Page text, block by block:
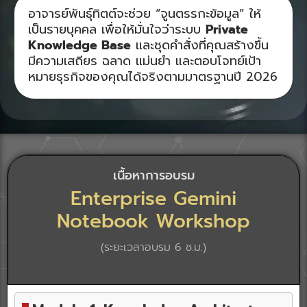
อาจารย์พันธุ์ทิตต์จะช่วย “จูนตรรกะข้อมูล” ให้
เป็นรายบุคคล เพื่อให้มั่นใจว่าระบบ Private
Knowledge Base และชุดคำสั่งที่คุณสร้างขึ้น
มีความเสถียร ฉลาด แม่นยำ และตอบโจทย์เป้า
หมายธุรกิจของคุณได้จริงตามมาตรฐานปี 2026
เนื้อหาการอบรม
Enterprise Gemini
Notebook Workshop
(ระยะเวลาอบรม 6 ช.ม.)